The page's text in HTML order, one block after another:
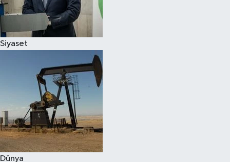
Siyaset
Dünya
Spor
Çocuk
Eğitim
Hava Durumu
Kadın